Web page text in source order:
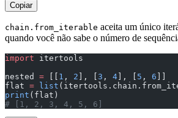
Copiar
chain.from_iterable aceita um único
quando você não sabe o número de
import itertools
nested = 1 , 2 ], [ 3 , 4 ], [ 5 , 6
flat = list
print (flat)
# [1, 2, 3, 4, 5, 6]